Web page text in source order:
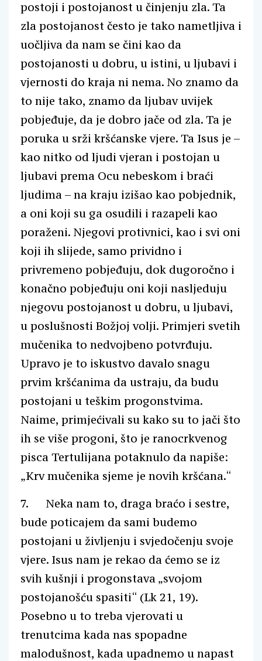
postoji i postojanost u činjenju zla. Ta
zla postojanost često je tako nametljiva i
uočljiva da nam se čini kao da
postojanosti u dobru, u istini, u ljubavi i
vjernosti do kraja ni nema. No znamo da
to nije tako, znamo da ljubav uvijek
pobjeđuje, da je dobro jače od zla. Ta je
poruka u srži kršćanske vjere. Ta Isus je –
kao nitko od ljudi vjeran i postojan u
ljubavi prema Ocu nebeskom i braći
ljudima – na kraju izišao kao pobjednik,
a oni koji su ga osudili i razapeli kao
poraženi. Njegovi protivnici, kao i svi oni
koji ih slijede, samo prividno i
privremeno pobjeđuju, dok dugoročno i
konačno pobjeđuju oni koji nasljeduju
njegovu postojanost u dobru, u ljubavi,
u poslušnosti Božjoj volji. Primjeri svetih
mučenika to nedvojbeno potvrđuju.
Upravo je to iskustvo davalo snagu
prvim kršćanima da ustraju, da budu
postojani u teškim progonstvima.
Naime, primjećivali su kako su to jači što
ih se više progoni, što je ranocrkvenog
pisca Tertulijana potaknulo da napiše:
„Krv mučenika sjeme je novih kršćana.“
7. Neka nam to, draga braćo i sestre,
bude poticajem da sami budemo
postojani u življenju i svjedočenju svoje
vjere. Isus nam je rekao da ćemo se iz
svih kušnji i progonstava „svojom
postojanošću spasiti“ (Lk 21, 19).
Posebno u to treba vjerovati u
trenutcima kada nas spopadne
malodušnost, kada upadnemo u napast